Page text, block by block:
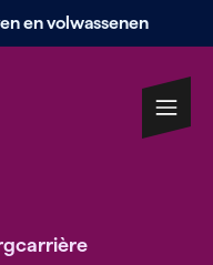
en volwassenen